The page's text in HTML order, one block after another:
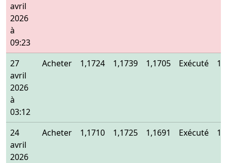
avril
2026
à
09:23
27
avril
2026
à
03:12
Acheter 1,1724 1,1739 1,1705 Exécuté
24
avril
2026
Acheter 1,1710 1,1725 1,1691 Exécuté